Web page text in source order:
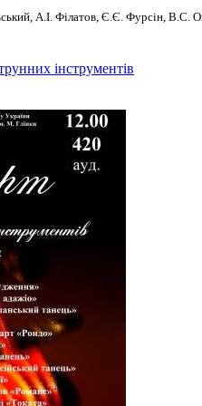
А.І. Філатов, Є.Є. Фурсін, В.С.
інструментів